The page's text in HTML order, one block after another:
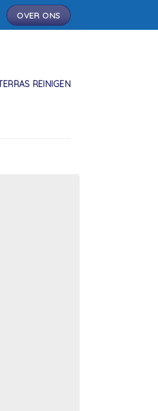
OVER ONS
REINIGEN